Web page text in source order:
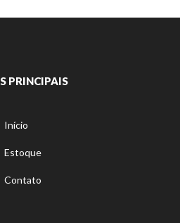
PRINCIPAIS
Início
Estoque
Contato